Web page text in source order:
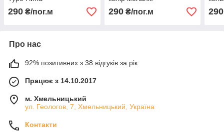
290 ₴/пог.м 290₴/пог.м 290
Про нас
92% позитивних з 38 відгуків за рік
Працює з 14.10.2017
м. Хмельницький
ул. Геологов, 7, Хмельницький, Україна
Контакти